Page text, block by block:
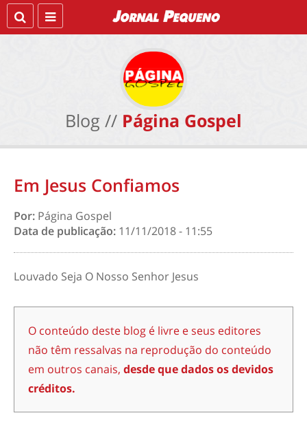
Blog // Página Gospel
Em Jesus Confiamos
Por: Página Gospel
Data de publicação: 11/11/2018 - 11:55
Louvado Seja O Nosso Senhor Jesus
O conteúdo deste blog é livre e seus editores
não têm ressalvas na reprodução do conteúdo
em outros canais, desde que dados os devidos
créditos.